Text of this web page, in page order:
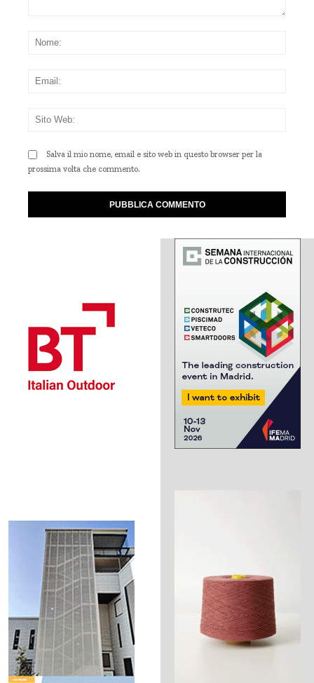
Salva il mio nome, email e sito web in questo browser per la
prossima volta che commento.